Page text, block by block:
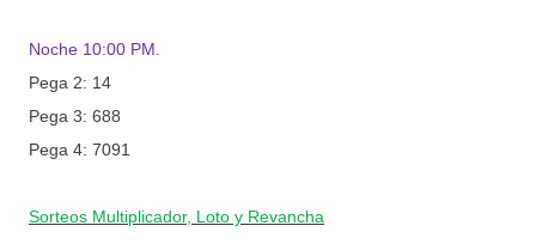
Noche 10:00 PM.
Pega 2: 14
Pega 3: 688
Pega 4: 7091
Sorteos Multiplicador, Loto y Revancha